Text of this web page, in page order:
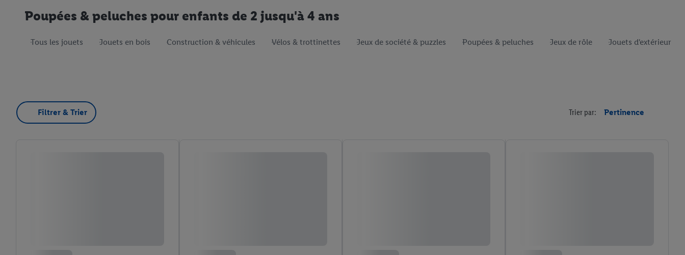
Poupées & peluches pour enfants de 2 jusqu'à 4 ans
Tous les jouets Jouets en bois Construction & véhicules Vélos & trottinettes Jeux de société & puzzles Poupées & peluches Jeux de rôle Jouets d'extérieur
Filtrer & Trier Trier par: Pertinence